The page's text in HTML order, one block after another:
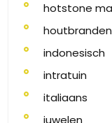
hotstone
houtbranden
indonesisch
intratuin
italiaans
juwelen